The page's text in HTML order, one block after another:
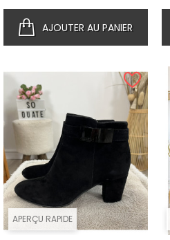
AJOUTER AU PANIER
APERÇU RAPIDE